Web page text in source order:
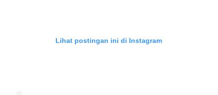
Lihat postingan ini di Instagram